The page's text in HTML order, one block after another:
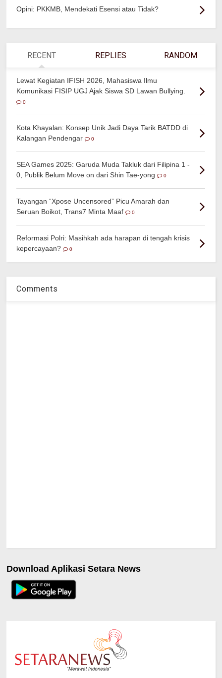
Opini: PKKMB, Mendekati Esensi atau Tidak?
RECENT REPLIES RANDOM
Lewat Kegiatan IFISH 2026, Mahasiswa Ilmu
Komunikasi FISIP UGJ Ajak Siswa SD Lawan Bullying.
0
Kota Khayalan: Konsep Unik Jadi Daya Tarik BATDD di
Kalangan Pendengar
0
SEA Games 2025: Garuda Muda Takluk dari Filipina 1 -
0, Publik Belum Move on dari Shin Tae-yong
0
Tayangan “Xpose Uncensored” Picu Amarah dan
Seruan Boikot, Trans7 Minta Maaf
0
Reformasi Polri: Masihkah ada harapan di tengah krisis
kepercayaan?
0
Comments
Download Aplikasi Setara News